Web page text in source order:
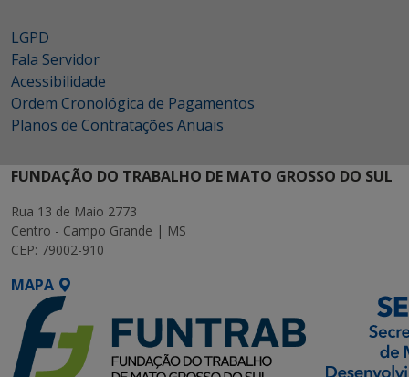
LGPD
Fala Servidor
Acessibilidade
Ordem Cronológica de Pagamentos
Planos de Contratações Anuais
FUNDAÇÃO DO TRABALHO DE MATO GROSSO DO SUL
Rua 13 de Maio 2773
Centro - Campo Grande | MS
CEP: 79002-910
MAPA